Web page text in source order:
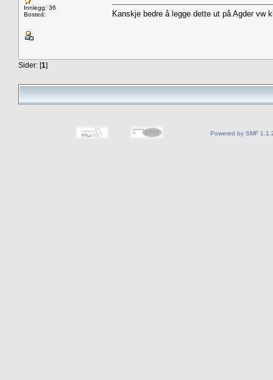
Innlegg: 36
Bosted:
Kanskje bedre å legge dette ut på Agder vw
Sider: [1]
Powered by SMF